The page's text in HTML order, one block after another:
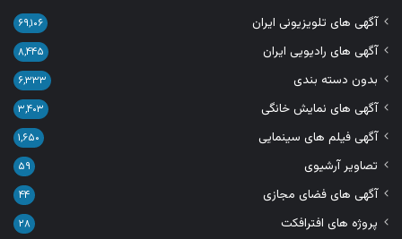
آگهی های تلویزیونی ایران ۶۹,۱۰۶
آگهی های رادیویی ایران ۸,۴۴۵
بدون دسته بندی ۶,۳۳۳
آگهی های نمایش خانگی ۳,۴۰۳
آگهی فیلم های سینمایی ۱,۶۵۰
تصاویر آرشیوی ۵۹
آگهی های فضای مجازی ۴۴
پروژه های افترافکت ۲۸